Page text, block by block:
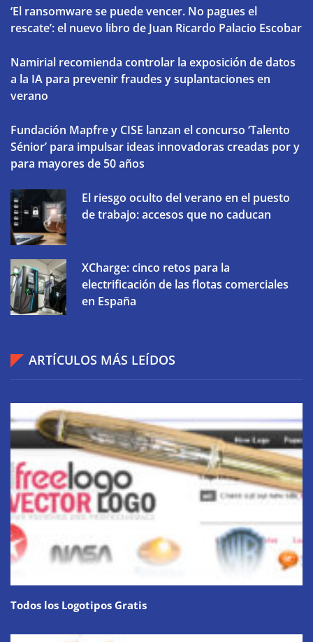
‘El ransomware se puede vencer. No pagues el
rescate’: el nuevo libro de Juan Ricardo Palacio Escobar
Namirial recomienda controlar la exposición de datos
a la IA para prevenir fraudes y suplantaciones en
verano
Fundación Mapfre y CISE lanzan el concurso ‘Talento
Sénior’ para impulsar ideas innovadoras creadas por y
para mayores de 50 años
El riesgo oculto del verano en el puesto
de trabajo: accesos que no caducan
XCharge: cinco retos para la
electrificación de las flotas comerciales
en España
ARTÍCULOS MÁS LEÍDOS
Todos los Logotipos Gratis